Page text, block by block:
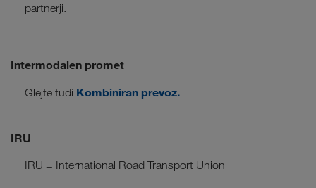
partnerji.
Intermodalen promet
Glejte tudi Kombiniran prevoz.
IRU
IRU = International Road Transport Union